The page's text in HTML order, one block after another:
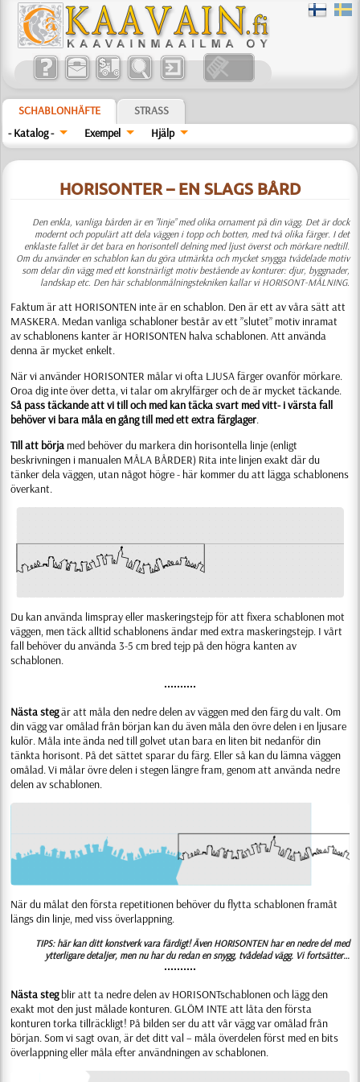
SCHABLONHÄFTE
STRASS
- Katalog -
Exempel Hjälp
HORISONTER – EN SLAGS BÅRD
Den enkla, vanliga bården är en ”linje” med olika ornament på din vägg. Det är dock
modernt och populärt att dela väggen i topp och botten, med två olika färger. I det
enklaste fallet är det bara en horisontell delning med ljust överst och mörkare nedtill.
Om du använder en schablon kan du göra utmärkta och mycket snygga tvådelade motiv
som delar din vägg med ett konstnärligt motiv bestående av konturer: djur, byggnader,
landskap etc. Den här schablonmålningstekniken kallar vi HORISONT-MÅLNING.
Faktum är att HORISONTEN inte är en schablon. Den är ett av våra sätt att
MASKERA. Medan vanliga schabloner består av ett ”slutet” motiv inramat
av schablonens kanter är HORISONTEN halva schablonen. Att använda
denna är mycket enkelt.
När vi använder HORISONTER målar vi ofta LJUSA färger ovanför mörkare.
Oroa dig inte över detta, vi talar om akrylfärger och de är mycket täckande.
Så pass täckande att vi till och med kan täcka svart med vitt- i värsta fall
behöver vi bara måla en gång till med ett extra färglager.
Till att börja med behöver du markera din horisontella linje (enligt
beskrivningen i manualen MÅLA BÅRDER) Rita inte linjen exakt där du
tänker dela väggen, utan något högre - här kommer du att lägga schablonens
överkant.
Du kan använda limspray eller maskeringstejp för att fixera schablonen mot
väggen, men täck alltid schablonens ändar med extra maskeringstejp. I vårt
fall behöver du använda 3-5 cm bred tejp på den högra kanten av
schablonen.
••••••••••
Nästa stegär att måla den nedre delen av väggen med den färg du valt. Om
din vägg var omålad från början kan du även måla den övre delen i en ljusare
kulör. Måla inte ända ned till golvet utan bara en liten bit nedanför din
tänkta horisont. På det sättet sparar du färg. Eller så kan du lämna väggen
omålad. Vi målar övre delen i stegen längre fram, genom att använda nedre
delen av schablonen.
När du målat den första repetitionen behöver du flytta schablonen framåt
längs din linje, med viss överlappning.
TIPS: här kan ditt konstverk vara färdigt! Även HORISONTEN har en nedre del med
ytterligare detaljer, men nu har du redan en snygg, tvådelad vägg. Vi fortsätter…
••••••••••
Nästa stegblir att ta nedre delen av HORISONTschablonen och lägg den
exakt mot den just målade konturen. GLÖM INTE att låta den första
konturen torka tillräckligt! På bilden ser du att vår vägg var omålad från
början. Som vi sagt ovan, är det ditt val – måla överdelen först med en bits
överlappning eller måla efter användningen av schablonen.